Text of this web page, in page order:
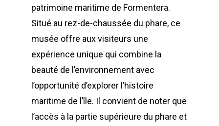
patrimoine maritime de Formentera.
Situé au rez-de-chaussée du phare, ce
musée offre aux visiteurs une
expérience unique qui combine la
beauté de l’environnement avec
l’opportunité d’explorer l’histoire
maritime de l’île. Il convient de noter que
l’accès à la partie supérieure du phare et